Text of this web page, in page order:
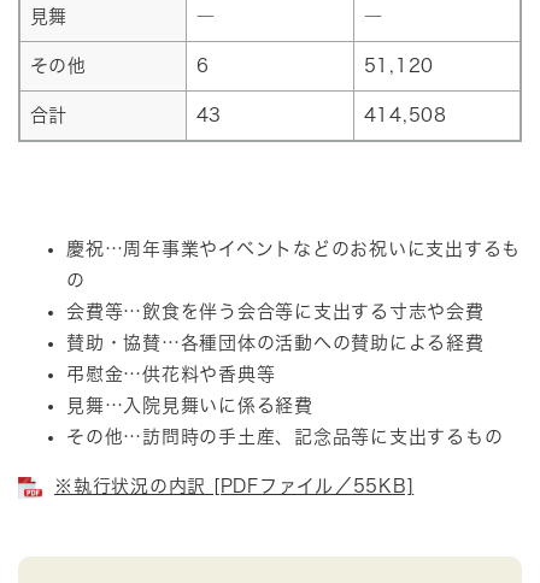
見舞 ― ―
その他 6 51,120
合計 43 414,508
慶祝…周年事業やイベントなどのお祝いに支出するも
の
会費等…飲食を伴う会合等に支出する寸志や会費
賛助・協賛…各種団体の活動への賛助による経費
弔慰金…供花料や香典等
見舞…入院見舞いに係る経費
その他…訪問時の手土産、記念品等に支出するもの
※執行状況の内訳 [PDFファイル／55KB]